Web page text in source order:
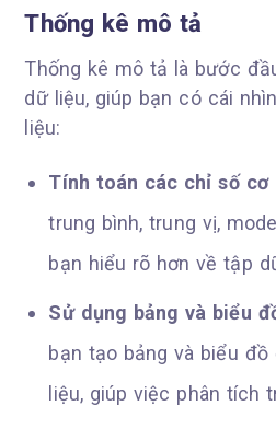
Thống kê mô tả
Thống kê mô tả là bước
dữ liệu, giúp bạn có cái
liệu:
Tính toán các chỉ số cơ
trung bình, trung vị,
bạn hiểu rõ hơn về tập
Sử dụng bảng và biểu
bạn tạo bảng và biểu
liệu, giúp việc phân tích